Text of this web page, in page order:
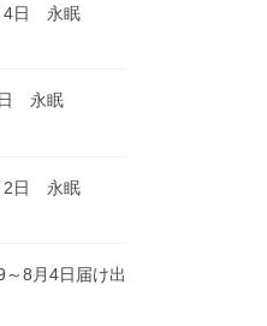
4日 永眠
永眠
2日 永眠
8月4日届け出